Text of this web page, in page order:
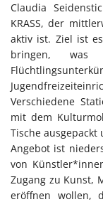
Claudia
KRASS, der
aktiv ist. Ziel ist
bringen,
Verschiedene
mit dem
Tische ausgepackt
Angebot ist
von
Zugang zu Kunst,
eröffnen wollen,